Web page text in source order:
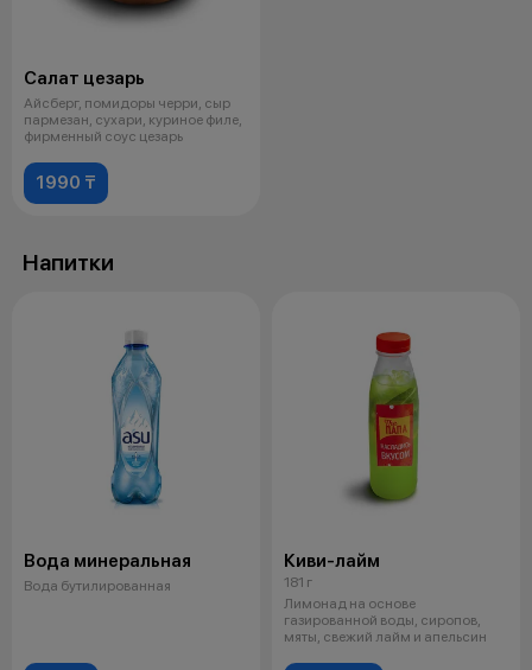
Салат цезарь
Айсберг, помидоры черри, сыр
пармезан, сухари, куриное филе,
фирменный соус цезарь
1990 ₸
Напитки
Вода минеральная
Вода бутилированная
Киви-лайм
181 г
Лимонад на основе
газированной воды, сиропов,
мяты, свежий лайм и апельсин